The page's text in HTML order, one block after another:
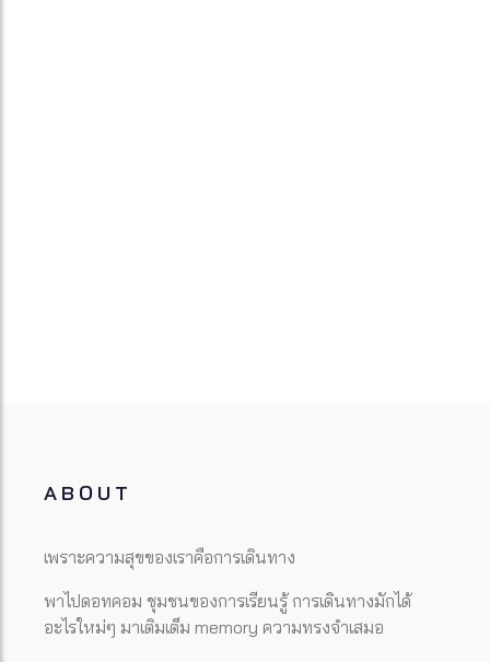
ABOUT
เพราะความสุขของเราคือการเดินทาง
พาไปดอทคอม ชุมชนของการเรียนรู้ การเดินทางมักได้
อะไรใหม่ๆ มาเติมเต็ม memory ความทรงจำเสมอ